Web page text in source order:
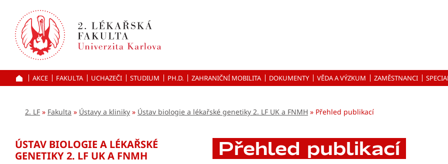
k hlavnímu
obsahu
ÚVOD
AKCE FAKULTA UCHAZEČI STUDIUM PH.D. ZAHRANIČNÍ MOBILITA DOKUMENTY VĚDA A VÝZKUM ZAMĚSTNANCI
2. LF Fakulta Ústavy a kliniky Ústav biologie a lékařské genetiky 2. LF UK a FNMH Přehled publikací
ÚSTAV BIOLOGIE A LÉKAŘSKÉ
GENETIKY 2. LF UK A FNMH
Přehled publikací